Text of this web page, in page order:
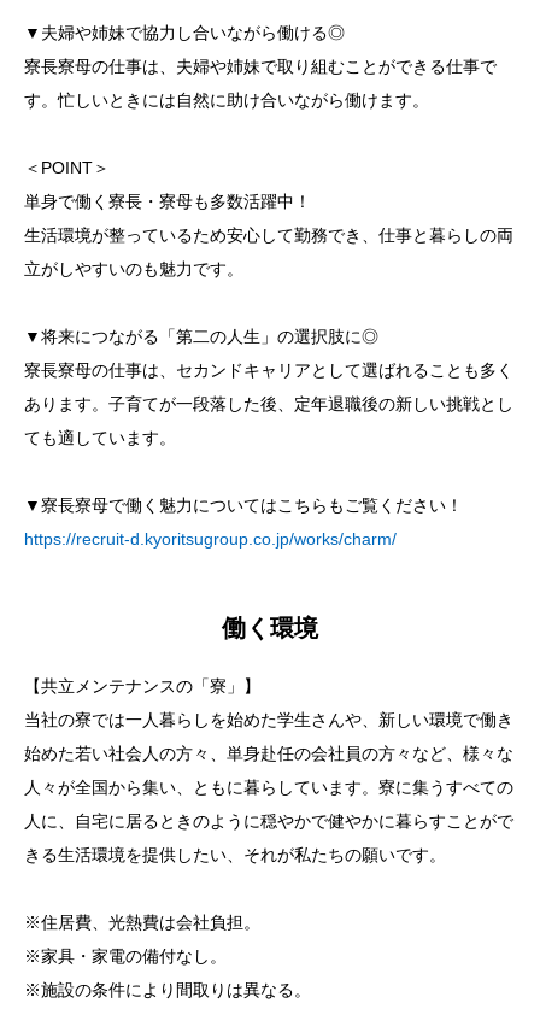
▼夫婦や姉妹で協力し合いながら働ける◎
寮長寮母の仕事は、夫婦や姉妹で取り組むことができる仕事で
す。忙しいときには自然に助け合いながら働けます。
＜POINT＞
単身で働く寮長・寮母も多数活躍中！
生活環境が整っているため安心して勤務でき、仕事と暮らしの両
立がしやすいのも魅力です。
▼将来につながる「第二の人生」の選択肢に◎
寮長寮母の仕事は、セカンドキャリアとして選ばれることも多く
あります。子育てが一段落した後、定年退職後の新しい挑戦とし
ても適しています。
▼寮長寮母で働く魅力についてはこちらもご覧ください！
https://recruit-d.kyoritsugroup.co.jp/works/charm/
働く環境
【共立メンテナンスの「寮」】
当社の寮では一人暮らしを始めた学生さんや、新しい環境で働き
始めた若い社会人の方々、単身赴任の会社員の方々など、様々な
人々が全国から集い、ともに暮らしています。寮に集うすべての
人に、自宅に居るときのように穏やかで健やかに暮らすことがで
きる生活環境を提供したい、それが私たちの願いです。
※住居費、光熱費は会社負担。
※家具・家電の備付なし。
※施設の条件により間取りは異なる。